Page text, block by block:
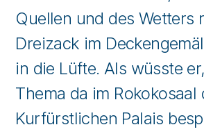
Quellen und des Wetters
Dreizack im
in die Lüfte. Als wüsste
Thema da im Rokokosaal
Kurfürstlichen Palais